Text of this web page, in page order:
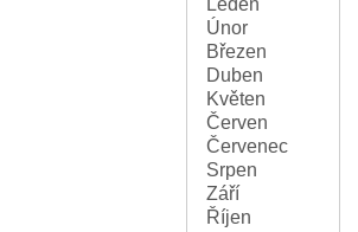
Leden
Únor
Březen
Duben
Květen
Červen
Červenec
Srpen
Září
Říjen